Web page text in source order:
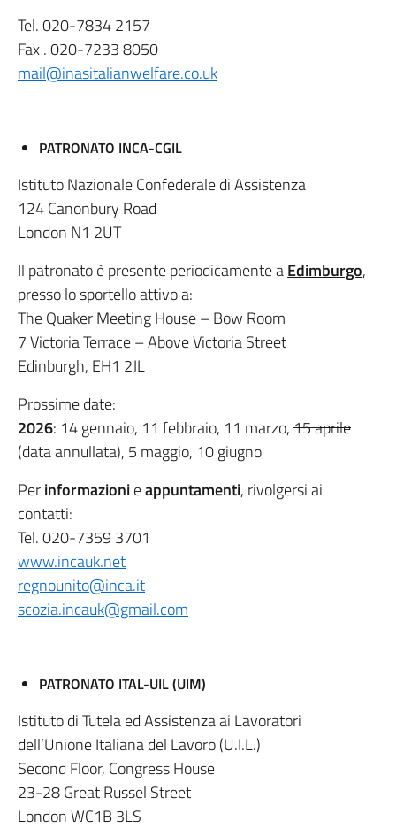
Tel. 020-7834 2157
Fax . 020-7233 8050
mail@inasitalianwelfare.co.uk
PATRONATO INCA-CGIL
Istituto Nazionale Confederale di Assistenza
124 Canonbury Road
London N1 2UT
Il patronato è presente periodicamente aEdimburgo,
presso lo sportello attivo a:
The Quaker Meeting House – Bow Room
7 Victoria Terrace – Above Victoria Street
Edinburgh, EH1 2JL
Prossime date:
2026: 14 gennaio, 11 febbraio, 11 marzo,15 aprile
(data annullata), 5 maggio, 10 giugno
Perinformazionieappuntamenti, rivolgersi ai
contatti:
Tel. 020-7359 3701
www.incauk.net
regnounito@inca.it
scozia.incauk@gmail.com
PATRONATO ITAL-UIL (UIM)
Istituto di Tutela ed Assistenza ai Lavoratori
dell’Unione Italiana del Lavoro (U.I.L.)
Second Floor, Congress House
23-28 Great Russel Street
London WC1B 3LS